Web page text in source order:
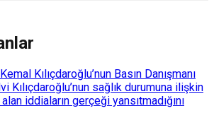
Kılıçdaroğlu’nun Basın Danışmanı
Kılıçdaroğlu’nun sağlık durumuna ilişkin
iddiaların gerçeği yansıtmadığını